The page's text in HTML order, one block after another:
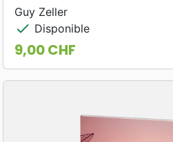
Guy Zeller
check Disponible
Prix
9,00 CHF